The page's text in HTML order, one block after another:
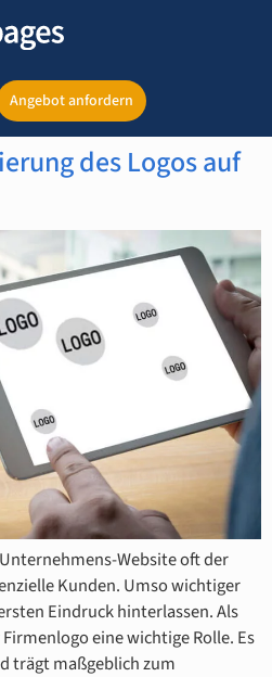
Angebot anfordern
des Logos auf
Website oft der
Kunden. Umso wichtiger
Eindruck hinterlassen. Als
eine wichtige Rolle. Es
trägt maßgeblich zum